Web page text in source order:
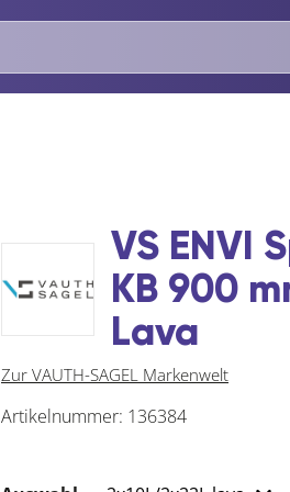
VS ENVI
KB 900
Lava
Zur VAUTH-SAGEL Markenwelt
Artikelnummer: 136384